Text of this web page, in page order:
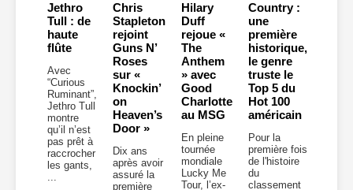
Jethro
Tull : de
haute
flûte
Avec
“Curious
Ruminant”,
Jethro Tull
montre
qu’il n’est
pas prêt à
raccrocher
les gants,
...
Chris
Stapleton
rejoint
Guns N’
Roses
sur «
Knockin’
on
Heaven’s
Door »
Dix ans
après avoir
assuré la
première
Hilary
Duff
rejoue «
The
Anthem
» avec
Good
Charlotte
au MSG
En pleine
tournée
mondiale
Lucky Me
Tour, l’ex-
Country :
une
première
historique,
le genre
truste le
Top 5 du
Hot 100
américain
Pour la
première fois
de l'histoire
du
classement